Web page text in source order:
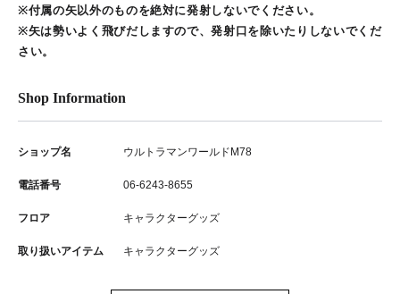
※付属の矢以外のものを絶対に発射しないでください。
※矢は勢いよく飛びだしますので、発射口を除いたりしないでくだ
さい。
Shop Information
ショップ名 ウルトラマンワールドM78
電話番号 06-6243-8655
フロア キャラクターグッズ
取り扱いアイテム キャラクターグッズ